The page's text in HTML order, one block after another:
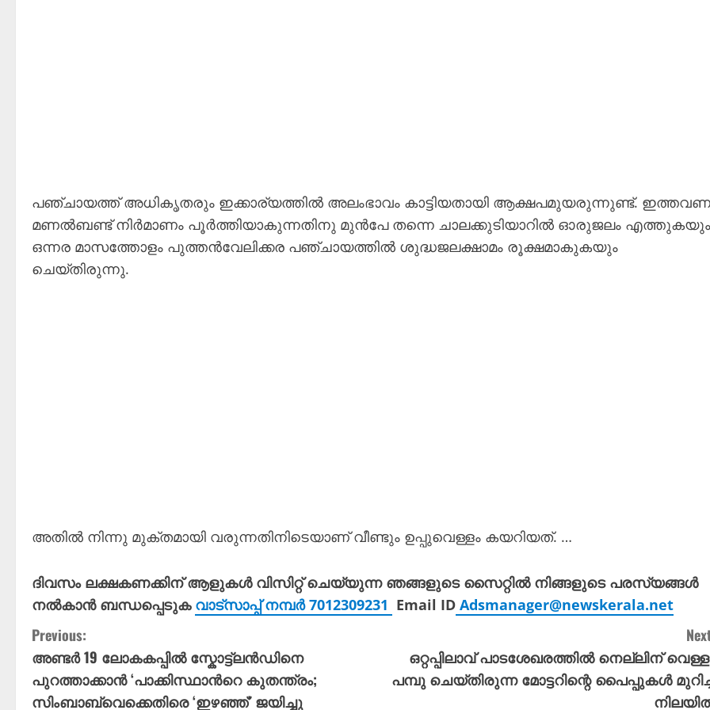
പഞ്ചായത്ത് അധികൃതരും ഇക്കാര്യത്തിൽ അലംഭാവം കാട്ടിയതായി ആക്ഷപമുയരുന്നുണ്ട്. ഇത്തവണ
മണൽബണ്ട് നിർമാണം പൂർത്തിയാകുന്നതിനു മുൻപേ തന്നെ ചാലക്കുടിയാറിൽ ഓരുജലം എത്തുകയും
ഒന്നര മാസത്തോളം പുത്തൻവേലിക്കര പഞ്ചായത്തിൽ ശുദ്ധജലക്ഷാമം രൂക്ഷമാകുകയും
ചെയ്തിരുന്നു.
അതിൽ നിന്നു മുക്തമായി വരുന്നതിനിടെയാണ് വീണ്ടും ഉപ്പുവെള്ളം കയറിയത്. …
ദിവസം ലക്ഷകണക്കിന് ആളുകൾ വിസിറ്റ് ചെയ്യുന്ന ഞങ്ങളുടെ സൈറ്റിൽ നിങ്ങളുടെ പരസ്യങ്ങൾ
നൽകാൻ ബന്ധപ്പെടുക വാട്സാപ്പ് നമ്പർ 7012309231 Email ID Adsmanager@newskerala.net
C
o
Previous:
അണ്ടര്‍ 19 ലോകകപ്പില്‍ സ്കോട്ട്‌ലൻഡിനെ
പുറത്താക്കാൻ ‘പാക്കിസ്ഥാന്‍റെ കുതന്ത്രം;
സിംബാബ്‌വെക്കെതിരെ ‘ഇഴഞ്ഞ്’ ജയിച്ചു
ഒറ്റപ്പിലാവ് പാടശേഖരത്തിൽ നെല്ലിന്
പമ്പു ചെയ്തിരുന്ന മോട്ടറിന്റെ പൈപ്പുകൾ